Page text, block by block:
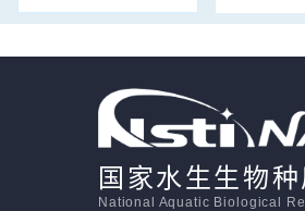
国家水生生物
National Aquatic Biological